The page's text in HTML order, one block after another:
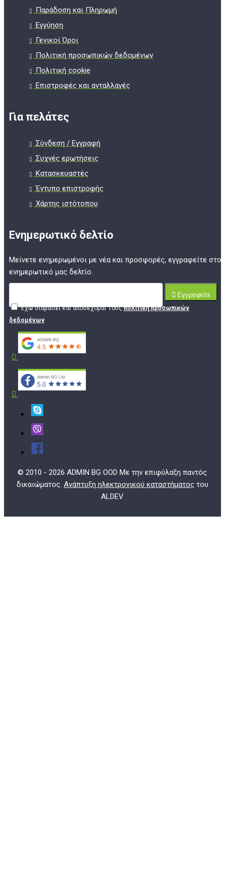
Παράδοση και Πληρωμή
Εγγύηση
Γενικοί Όροι
Πολιτική προσωπικών δεδομένων
Πολιτική cookie
Επιστροφές και ανταλλαγές
Για πελάτες
Σύνδεση / Εγγραφή
Συχνές ερωτήσεις
Κατασκευαστές
Έντυπο επιστροφής
Χάρτης ιστότοπου
Ενημερωτικό δελτίο
Μείνετε ενημερωμένοι με νέα και προσφορές, εγγραφείτε στο
ενημερωτικό μας δελτίο.
Εγγραφείτε
Έχω διαβάσει και αποδέχομαι τουςπολιτική προσωπικών
δεδομένων
© 2010 - 2026 ADMIN BG OOD Με την επιφύλαξη παντός
δικαιώματος. Ανάπτυξη ηλεκτρονικού καταστήματοςτου
ALDEV